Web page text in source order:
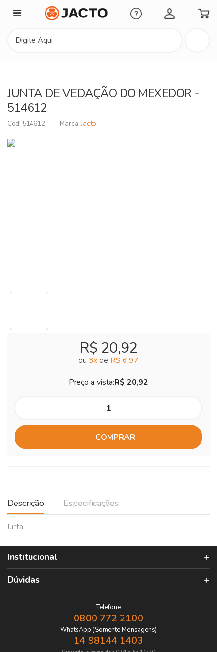
Minha Conta
JUNTA DE VEDAÇÃO DO MEXEDOR -
514612
514612 Jacto
R$ 20,92
ou 3x de R$ 6,97
Preço a vista:R$ 20,92
COMPRAR
Descrição Especificações
Junta
Institucional
Dúvidas
Telefone
0800 772 2100
WhatsApp (Somente Mensagens)
14 98144 1403